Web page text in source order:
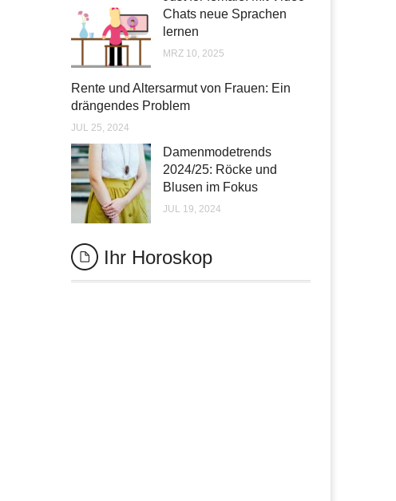
Chats neue Sprachen
lernen
MRZ 10, 2025
Rente und Altersarmut von Frauen: Ein
drängendes Problem
JUL 25, 2024
Damenmodetrends
2024/25: Röcke und
Blusen im Fokus
JUL 19, 2024
Ihr Horoskop